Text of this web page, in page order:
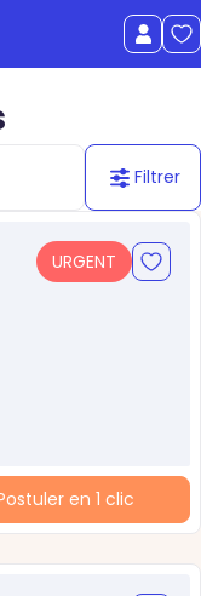
Filtrer
URGENT
en 1 clic